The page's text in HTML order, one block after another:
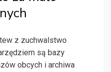
z zuchwalstwo
są bazy
obcych i archiwa